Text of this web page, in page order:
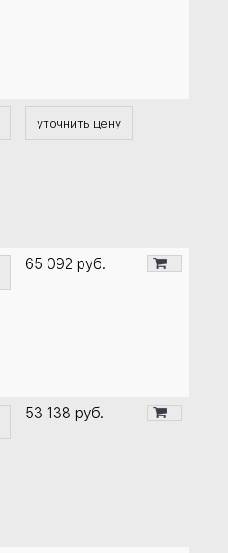
уточнить цену
65 092 руб.
53 138 руб.